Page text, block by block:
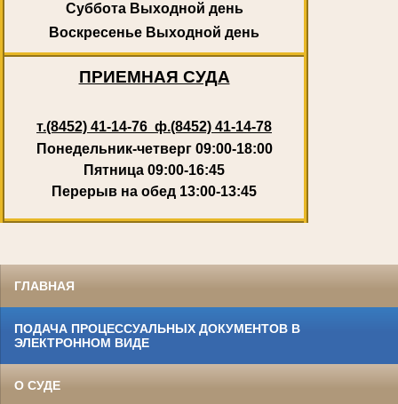
Суббота Выходной день
Воскресенье Выходной день
ПРИЕМНАЯ СУДА
т.(8452) 41-14-76 ф.(8452) 41-14-78
Понедельник-четверг 09:00-18:00
Пятница 09:00-16:45
Перерыв на обед 13:00-13:45
ГЛАВНАЯ
ПОДАЧА ПРОЦЕССУАЛЬНЫХ ДОКУМЕНТОВ В
ЭЛЕКТРОННОМ ВИДЕ
О СУДЕ